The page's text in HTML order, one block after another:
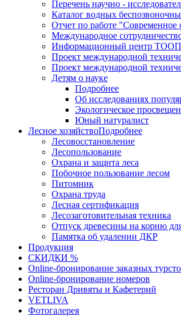
Перечень научно -
Каталог водных
Отчет по работе
Международное
Информационный центр ТООПТ
Проект международной
Проект международной
Детям о науке
Подробнее
Об исследованиях
Экологическое
Юный натуралист
Лесное хозяйствоПодробнее
Лесовосстановление
Лесопользование
Охрана и защита леса
Побочное пользование лесом
Питомник
Охрана труда
Лесная сертификация
Лесозаготовительная техника
Отпуск древесины на корню
Памятка об удалении ДКР
Продукция
СКИДКИ %
Оnline-бронирование заказных
Оnline-бронирование номеров
Ресторан Дривяты и Кафетерий
VETLIVA
Фотогалерея